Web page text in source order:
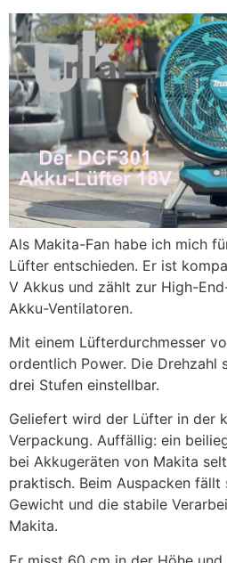
Als Makita-Fan habe ich mich
Lüfter entschieden. Er ist
V Akkus und zählt zur High-
Akku-Ventilatoren.
Mit einem Lüfterdurchmesser
ordentlich Power. Die Drehzahl
drei Stufen einstellbar.
Geliefert wird der Lüfter in der
Verpackung. Auffällig: ein
bei Akkugeräten von Makita
praktisch. Beim Auspacken
Gewicht und die stabile
Makita.